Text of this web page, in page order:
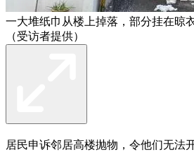
一大堆纸巾从楼上掉落，部分挂在晾
（受访者提供）
居民申诉邻居高楼抛物，令他们无法